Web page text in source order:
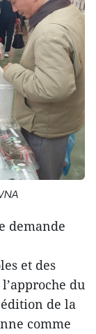
demande
et des
du
de la
comme